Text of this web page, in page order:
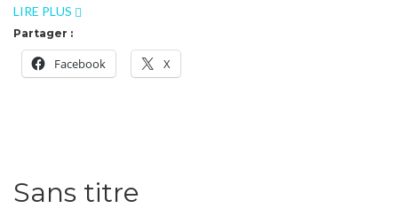
LIRE PLUS
Partager :
Facebook X
Sans titre